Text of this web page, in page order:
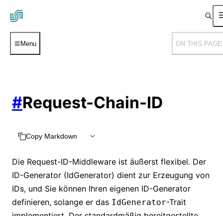
Menu ON THIS PAGE
#Request-Chain-ID
Copy Markdown
Die Request-ID-Middleware ist äußerst flexibel. Der
ID-Generator (IdGenerator) dient zur Erzeugung von
IDs, und Sie können Ihren eigenen ID-Generator
definieren, solange er das IdGenerator-Trait